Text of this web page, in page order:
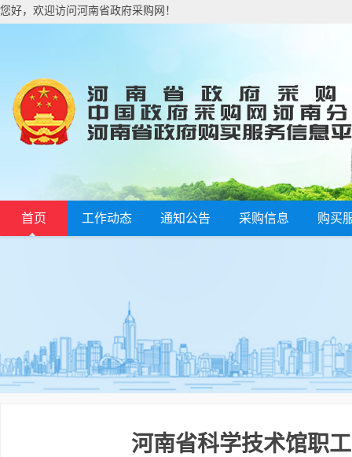
您好，欢迎访问河南省政府采购网！
首页 工作动态 通知公告 采购信息 购买
河南省科学技术馆职